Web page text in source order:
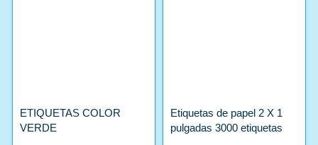
ETIQUETAS COLOR
VERDE
Etiquetas de papel 2 X 1
pulgadas 3000 etiquetas